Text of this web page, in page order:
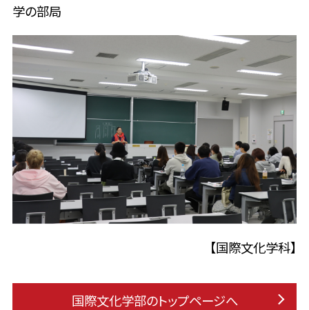
学の部局
【国際文化学科】
国際文化学部のトップページへ